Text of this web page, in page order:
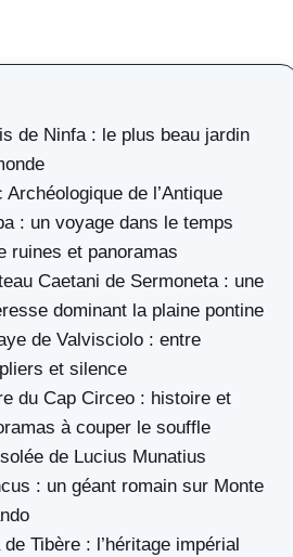
de Ninfa : le plus beau jardin
Archéologique de l’Antique
: un voyage dans le temps
ruines et panoramas
Caetani de Sermoneta : une
dominant la plaine pontine
de Valvisciolo : entre
et silence
du Cap Circeo : histoire et
à couper le souffle
de Lucius Munatius
: un géant romain sur Monte
Tibère : l’héritage impérial